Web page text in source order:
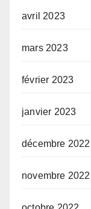
avril 2023
mars 2023
février 2023
janvier 2023
décembre 2022
novembre 2022